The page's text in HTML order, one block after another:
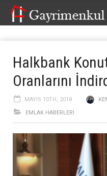
Halkbank
Oranlarını
MAYIS 10TH, 2018
EMLAK HABERLERI